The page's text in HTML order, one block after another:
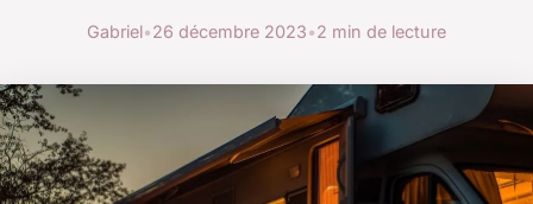
Gabriel•26 décembre 2023•2 min de lecture